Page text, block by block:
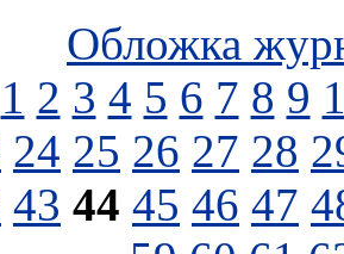
Обложка
1 2 3 4 5 6 7 8 9
24 25 26 27 28
43 44 45 46 47